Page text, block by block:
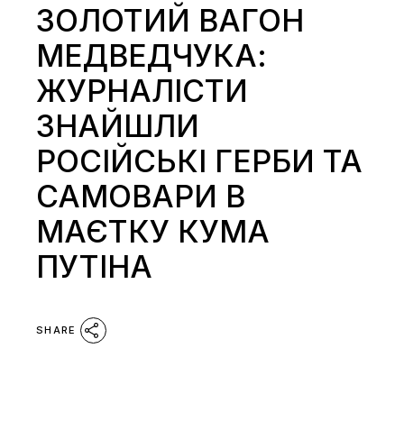
ЗОЛОТИЙ ВАГОН
МЕДВЕДЧУКА:
ЖУРНАЛІСТИ
ЗНАЙШЛИ
РОСІЙСЬКІ ГЕРБИ ТА
САМОВАРИ В
МАЄТКУ КУМА
ПУТІНА
SHARE